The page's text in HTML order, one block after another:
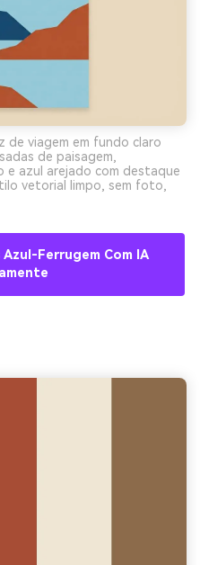
de viagem em fundo claro
de paisagem,
e azul arejado com destaque
vetorial limpo, sem foto,
Ferrugem Com IA